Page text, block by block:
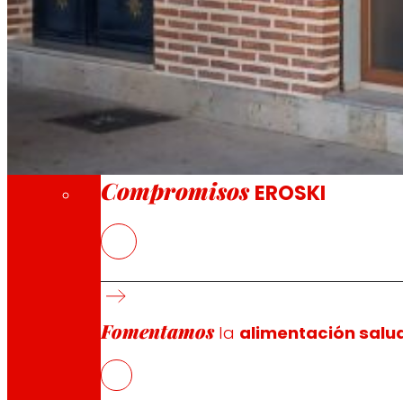
A través de nuestra Fundación
Compromisos
Compromisos EROSKI
Fomentamosla alimentación
Los alimentos frescos, especialmente las
El establecimiento cuenta con una plantilla
EROSKI mantiene el ritmo de aperturas